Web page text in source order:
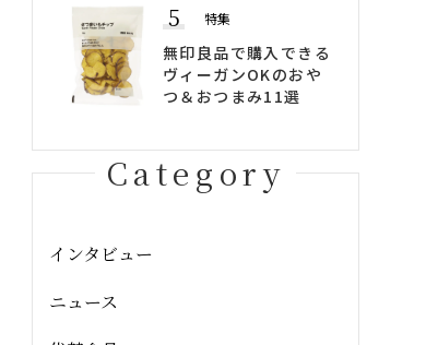
5 特集
無印良品で購入できる
ヴィーガンOKのおや
つ＆おつまみ11選
Category
インタビュー
ニュース